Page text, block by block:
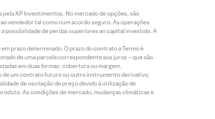
XP Investimentos. No mercado de opções, são
vendedor tal como num acordo seguro. As operações
possibilidade de perdas superiores ao capital investido. A
prazo determinado. O prazo do contrato a Termo é
de uma parcela correspondente aos juros – que são
em duas formas: cobertura ou margem.
de um contrato futuro ou outro instrumento derivativo,
de oscilação de preço devido à utilização de
As condições de mercado, mudanças climáticas e